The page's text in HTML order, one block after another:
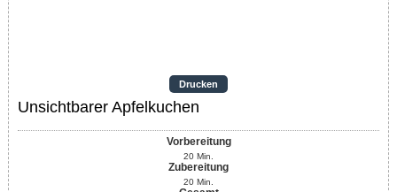
Drucken
Unsichtbarer Apfelkuchen
Vorbereitung
20 Min.
Zubereitung
20 Min.